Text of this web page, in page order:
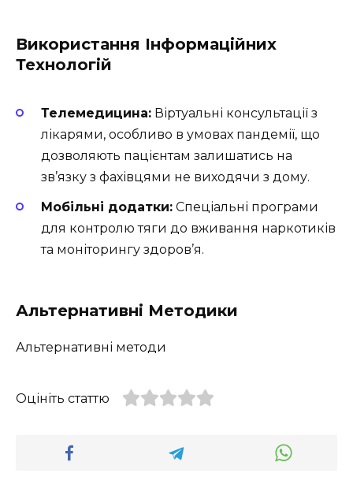
Використання Інформаційних
Технологій
Телемедицина: Віртуальні консультації з
лікарями, особливо в умовах пандемії, що
дозволяють пацієнтам залишатись на
зв’язку з фахівцями не виходячи з дому.
Мобільні додатки: Спеціальні програми
для контролю тяги до вживання наркотиків
та моніторингу здоров’я.
Альтернативні Методики
Альтернативні методи
Оцініть статтю